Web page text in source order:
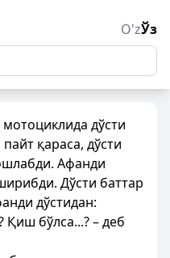
O'zЎз
дўсти
қараса, дўсти
Афанди
Дўсти баттар
дўстидан:
бўлса...? – деб